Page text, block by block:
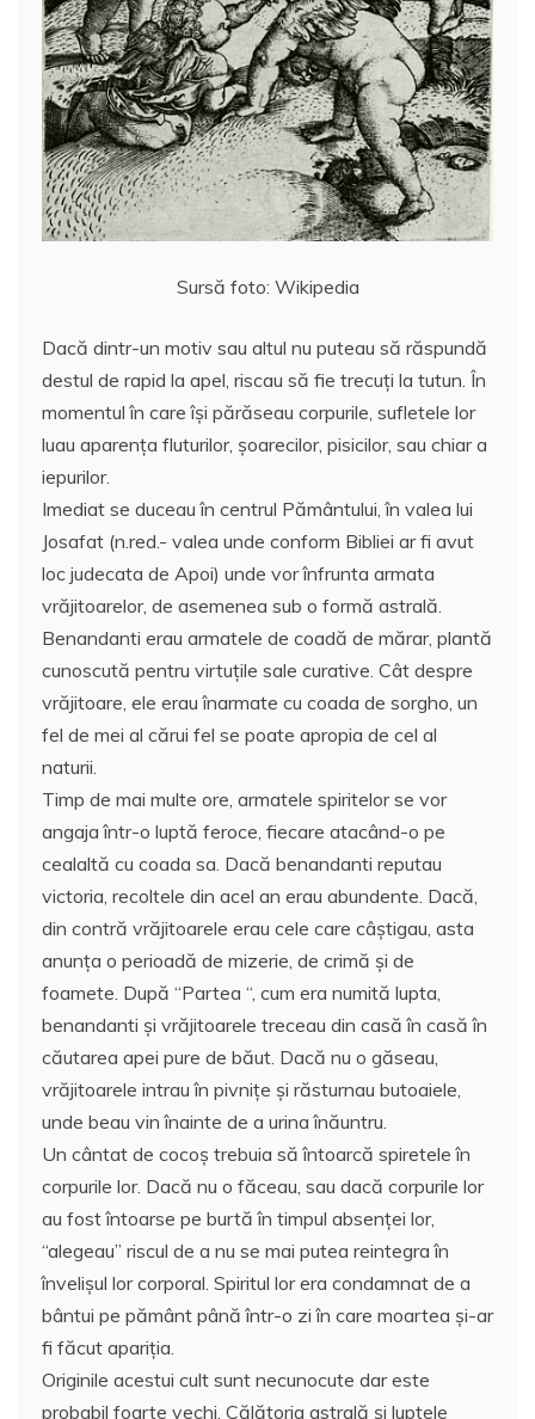
Sursă foto: Wikipedia
Dacă dintr-un motiv sau altul nu puteau să răspundă
destul de rapid la apel, riscau să fie trecuţi la tutun. În
momentul în care îşi părăseau corpurile, sufletele lor
luau aparenţa fluturilor, şoarecilor, pisicilor, sau chiar a
iepurilor.
Imediat se duceau în centrul Pământului, în valea lui
Josafat (n.red.- valea unde conform Bibliei ar fi avut
loc judecata de Apoi) unde vor înfrunta armata
vrăjitoarelor, de asemenea sub o formă astrală.
Benandanti erau armatele de coadă de mărar, plantă
cunoscută pentru virtuţile sale curative. Cât despre
vrăjitoare, ele erau înarmate cu coada de sorgho, un
fel de mei al cărui fel se poate apropia de cel al
naturii.
Timp de mai multe ore, armatele spiritelor se vor
angaja într-o luptă feroce, fiecare atacând-o pe
cealaltă cu coada sa. Dacă benandanti reputau
victoria, recoltele din acel an erau abundente. Dacă,
din contră vrăjitoarele erau cele care câştigau, asta
anunţa o perioadă de mizerie, de crimă şi de
foamete. După “Partea “, cum era numită lupta,
benandanti şi vrăjitoarele treceau din casă în casă în
căutarea apei pure de băut. Dacă nu o găseau,
vrăjitoarele intrau în pivniţe şi răsturnau butoaiele,
unde beau vin înainte de a urina înăuntru.
Un cântat de cocoş trebuia să întoarcă spiretele în
corpurile lor. Dacă nu o făceau, sau dacă corpurile lor
au fost întoarse pe burtă în timpul absenţei lor,
“alegeau” riscul de a nu se mai putea reintegra în
învelişul lor corporal. Spiritul lor era condamnat de a
bântui pe pământ până într-o zi în care moartea şi-ar
fi făcut apariţia.
Originile acestui cult sunt necunocute dar este
probabil foarte vechi. Călătoria astrală şi luptele